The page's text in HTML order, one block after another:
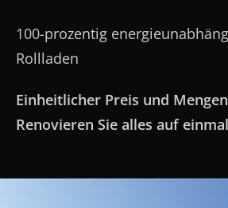
100-prozentig
Rollladen
Einheitlicher Preis und
Renovieren Sie alles auf einmal